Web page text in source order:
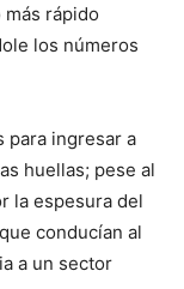
rápido
los números
para ingresar a
huellas; pese al
la espesura del
conducían al
a un sector